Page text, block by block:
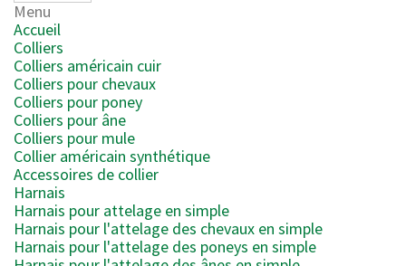
Menu
Accueil
Colliers
Colliers américain cuir
Colliers pour chevaux
Colliers pour poney
Colliers pour âne
Colliers pour mule
Collier américain synthétique
Accessoires de collier
Harnais
Harnais pour attelage en simple
Harnais pour l'attelage des chevaux en simple
Harnais pour l'attelage des poneys en simple